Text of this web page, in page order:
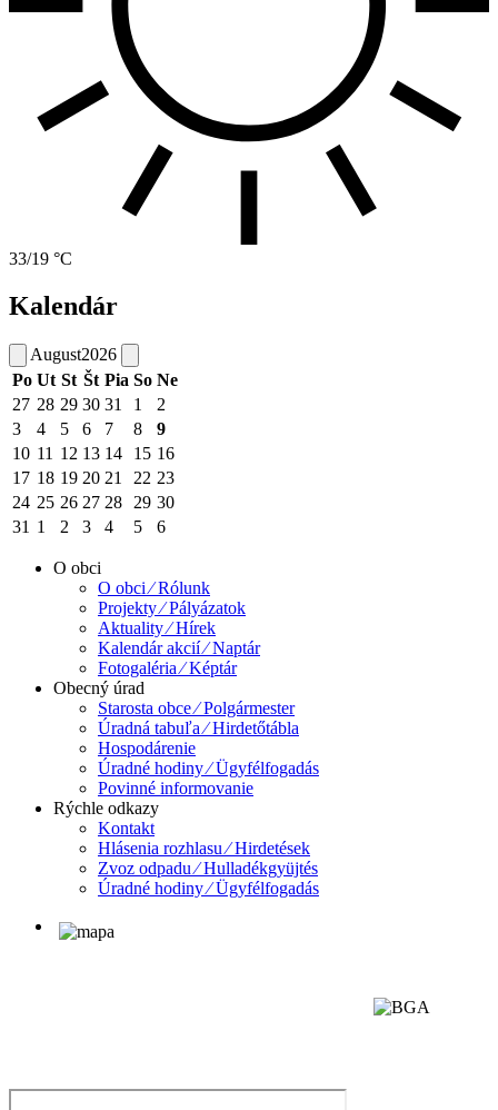
33/19 °C
Kalendár
August2026
Po Ut St Št Pia So Ne
27 28 29 30 31 1
2
3
4 5 6 7 8
9
10 11 12 13 14 15 16
17 18 19 20 21 22 23
24 25 26 27 28 29 30
31 1 2 3 4 5 6
O obci
O obci ⁄ Rólunk
Projekty ⁄ Pályázatok
Aktuality ⁄ Hírek
Kalendár akcií ⁄ Naptár
Fotogaléria ⁄ Képtár
Obecný úrad
Starosta obce ⁄ Polgármester
Úradná tabuľa ⁄ Hirdetőtábla
Hospodárenie
Úradné hodiny ⁄ Ügyfélfogadás
Povinné informovanie
Rýchle odkazy
Kontakt
Hlásenia rozhlasu ⁄ Hirdetések
Zvoz odpadu ⁄ Hulladékgyüjtés
Úradné hodiny ⁄ Ügyfélfogadás